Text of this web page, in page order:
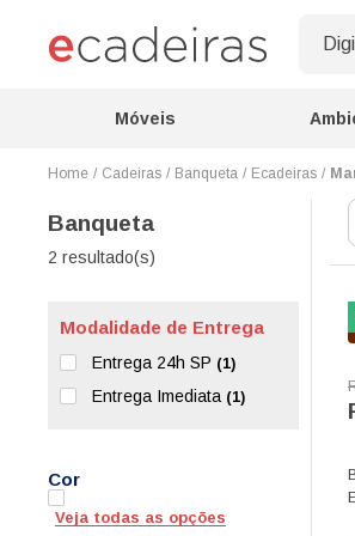
Móveis
Cadeiras Banqueta Ecadeiras
Banqueta
2 resultado(s)
Modalidade de Entrega
Entrega 24h SP (1)
Entrega Imediata (1)
Cor
Veja todas as opções